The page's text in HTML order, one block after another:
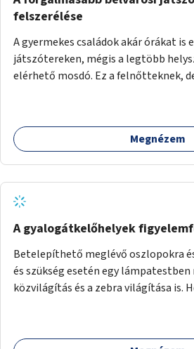
felszerélése
A gyermekes családok akár órákat is
játszótereken, mégis a legtöbb
elérhető mosdó. Ez a felnőtteknek,
Megnézem
A gyalogátkelőhelyek
Betelepíthető meglévő oszlopokra
és szükség esetén egy
közvilágítás és a zebra világítása is.